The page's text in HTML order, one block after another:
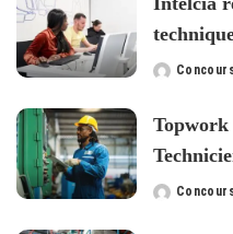
Posted
Topwork
Posted